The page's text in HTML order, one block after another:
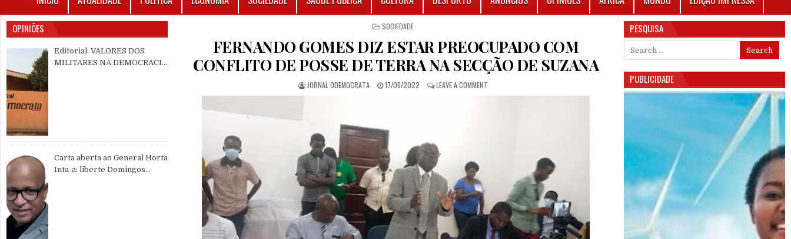
POSTED IN
SOCIEDADE
FERNANDO GOMES DIZ ESTAR PREOCUPADO COM
CONFLITO DE POSSE DE TERRA NA SECÇÃO DE SUZANA
AUTHOR:
JORNAL ODEMOCRATA PUBLISHED DATE:
17/06/2022 LEAVE A COMMENTON FERNANDO GOMES DIZ ESTAR PREOCUPADO COM CONFLITO DE POSSE DE TERRA NA SECÇÃO DE
OPINIÕES
Editorial: VALORES DOS
MILITARES NA DEMOCRACIA
Carta aberta ao General Horta
Inta-a: liberte Domingos
PESQUISA
Search for:
PUBLICIDADE